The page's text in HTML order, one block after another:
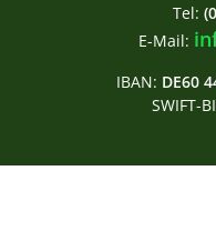
Tel:
E-Mail:
IBAN: DE60
SWIFT-